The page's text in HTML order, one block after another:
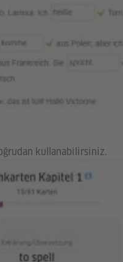
kullanabilirsiniz.